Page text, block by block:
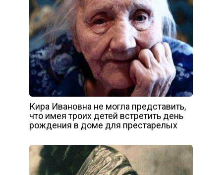
Кира Ивановна не могла представить,
что имея троих детей встретить день
рождения в доме для престарелых